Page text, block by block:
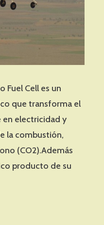
Fuel Cell es un
que transforma el
electricidad y
la combustión,
(CO2).Además
producto de su